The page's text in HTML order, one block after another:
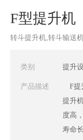
F型提升机
转斗提升机,转斗输送
类别 提升
产品描述
F提
提升
度高
寿命